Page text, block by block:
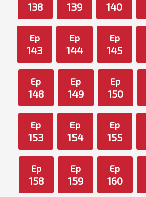
138 139 140
Ep
143
Ep
144
Ep
145
Ep
148
Ep
149
Ep
150
Ep
153
Ep
154
Ep
155
Ep
158
Ep
159
Ep
160